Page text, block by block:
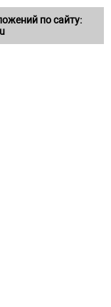
по сайту: